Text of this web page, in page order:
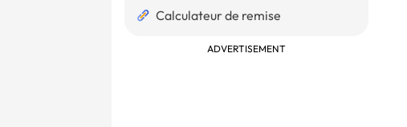
Calculateur de remise
ADVERTISEMENT